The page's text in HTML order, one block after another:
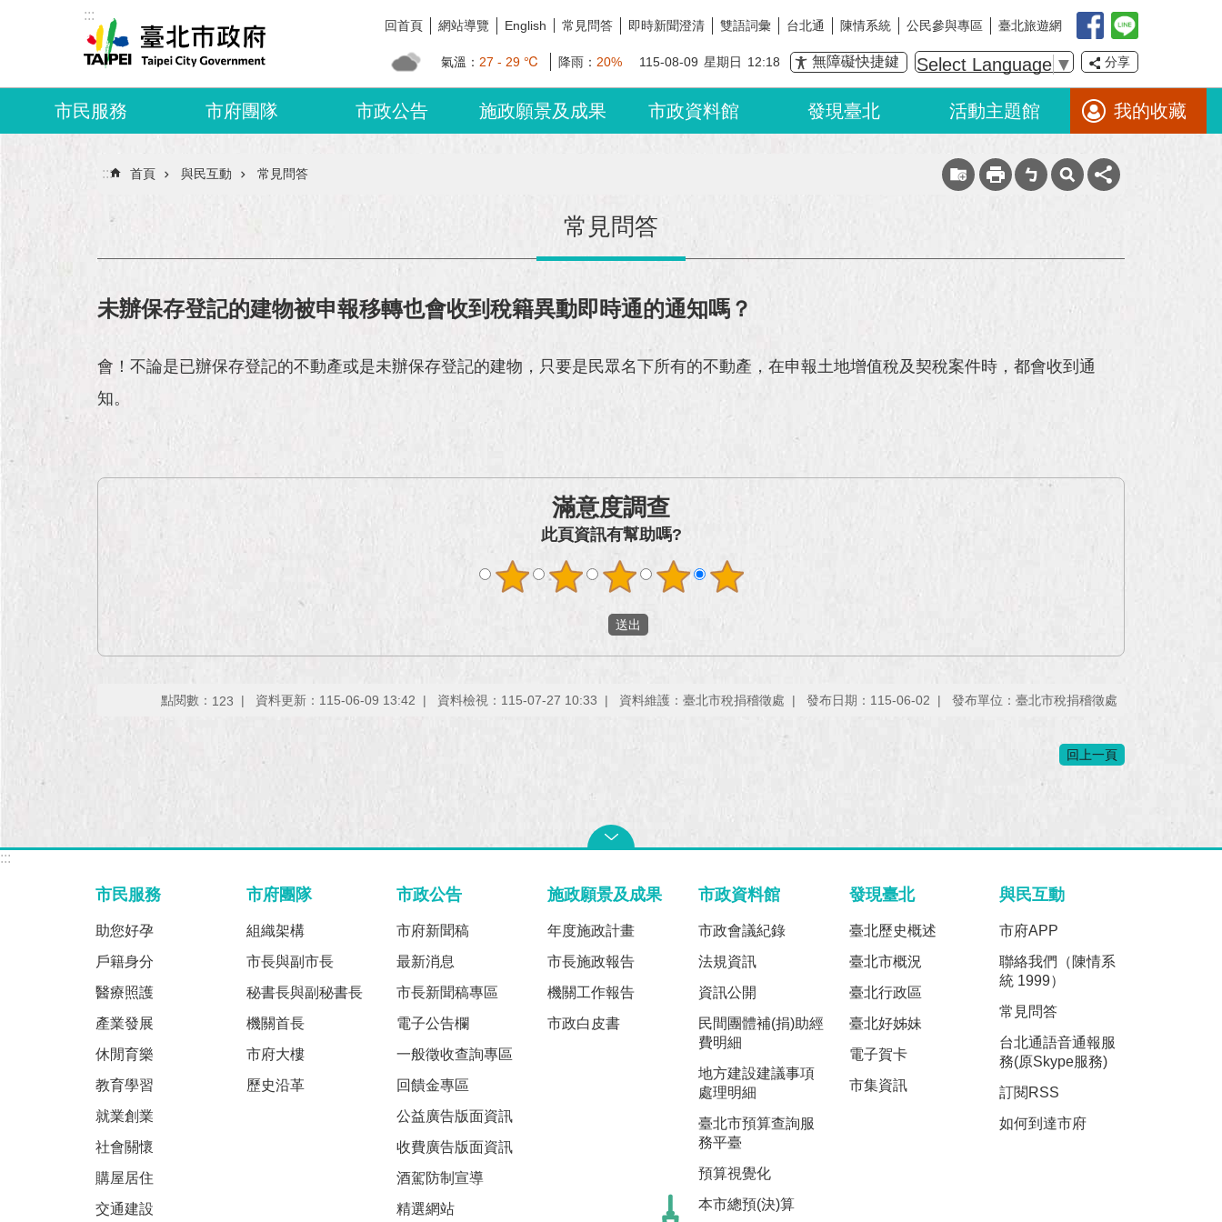
跳到主要內容區塊
:::
回首頁 網站導覽 English 常見問答 即時新聞澄清 雙語詞彙 台北通 陳情系統 公民參與專區 臺北旅遊網
氣溫： 27 - 29 ℃ 降雨： 20% 115-08-09 星期日 12:18 無障礙快捷鍵 Select Language ▼ 分享
市民服務 市府團隊 市政公告 施政願景及成果 市政資料館 發現臺北 活動主題館 我的收藏
::: 首頁 與民互動 常見問答
常見問答
未辦保存登記的建物被申報移轉也會收到稅籍異動即時通的通知嗎？
會！不論是已辦保存登記的不動產或是未辦保存登記的建物，只要是民眾名下所有的不動產，在申報土地增值稅及契稅案件時，都會收到通
知。
滿意度調查
此頁資訊有幫助嗎?
點閱數： 123 資料更新：115-06-09 13:42 資料檢視：115-07-27 10:33 資料維護：臺北市稅捐稽徵處 發布日期：115-06-02 發布單位：臺北市稅捐稽徵處
回上一頁
:::
市民服務
助您好孕
戶籍身分
醫療照護
產業發展
休閒育樂
教育學習
就業創業
社會關懷
購屋居住
交通建設
市府團隊
組織架構
市長與副市長
秘書長與副秘書長
機關首長
市府大樓
歷史沿革
市政公告
市府新聞稿
最新消息
市長新聞稿專區
電子公告欄
一般徵收查詢專區
回饋金專區
公益廣告版面資訊
收費廣告版面資訊
酒駕防制宣導
精選網站
施政願景及成果
年度施政計畫
市長施政報告
機關工作報告
市政白皮書
市政資料館
市政會議紀錄
法規資訊
資訊公開
民間團體補(捐)助經
費明細
地方建設建議事項
處理明細
臺北市預算查詢服
務平臺
預算視覺化
本市總預(決)算
發現臺北
臺北歷史概述
臺北市概況
臺北行政區
臺北好姊妹
電子賀卡
市集資訊
與民互動
市府APP
聯絡我們（陳情系
統 1999）
常見問答
台北通語音通報服
務(原Skype服務)
訂閱RSS
如何到達市府